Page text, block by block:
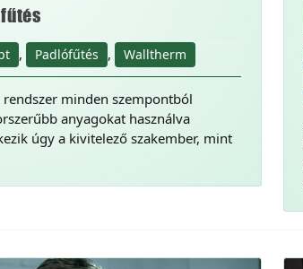
, Padlófűtés , Walltherm
rendszer minden szempontból
anyagokat használva
úgy a kivitelező szakember, mint